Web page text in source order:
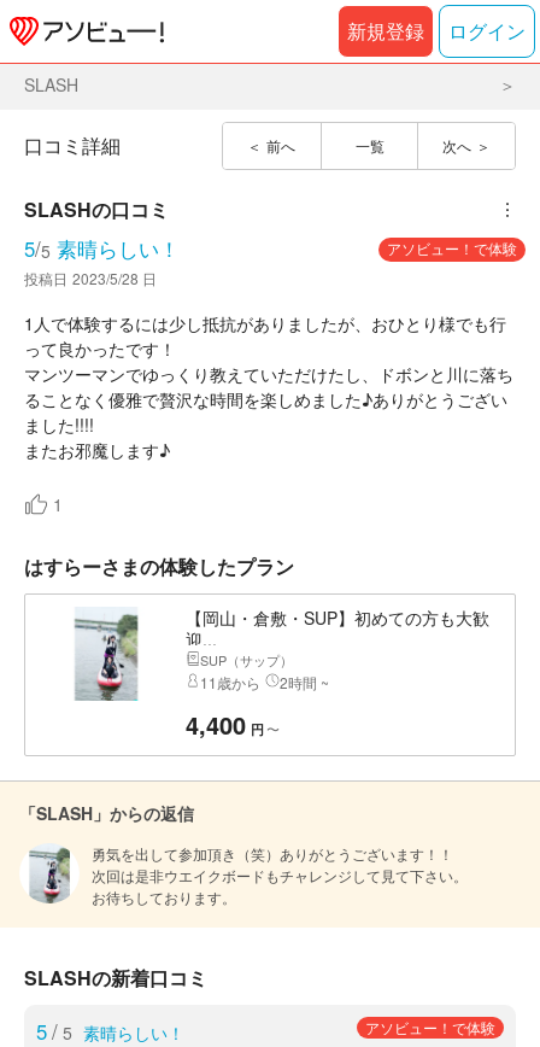
新規登録 ログイン
SLASH
前へ 一覧 次へ
口コミ詳細
SLASHの口コミ ︙
5/5 素晴らしい！
アソビュー！で体験
投稿日 2023/5/28 日
1人で体験するには少し抵抗がありましたが、おひとり様でも行
って良かったです！
マンツーマンでゆっくり教えていただけたし、ドボンと川に落ち
ることなく優雅で贅沢な時間を楽しめました♪ありがとうござい
ました!!!!
またお邪魔します♪
1
はすらーさまの体験したプラン
【岡山・倉敷・SUP】初めての方も大歓
迎...
SUP（サップ）
11歳から 2時間 ~
4,400 円 〜
「SLASH」からの返信
勇気を出して参加頂き（笑）ありがとうございます！！
次回は是非ウエイクボードもチャレンジして見て下さい。
お待ちしております。
SLASHの新着口コミ
5/ 5 素晴らしい！ アソビュー！で体験